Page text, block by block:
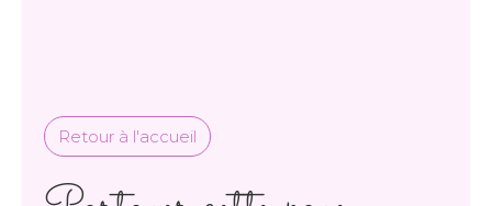
Retour à l'accueil